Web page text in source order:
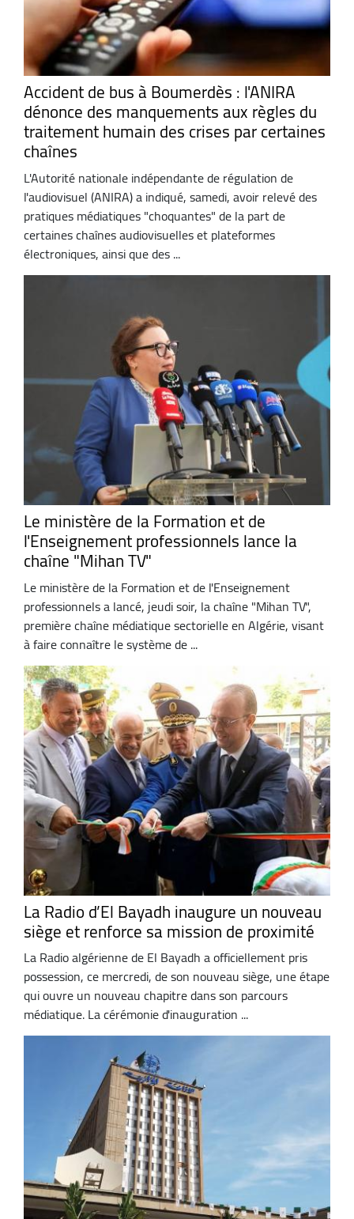
Accident de bus à Boumerdès : l'ANIRA
dénonce des manquements aux règles du
traitement humain des crises par certaines
chaînes
L'Autorité nationale indépendante de régulation de
l'audiovisuel (ANIRA) a indiqué, samedi, avoir relevé des
pratiques médiatiques "choquantes" de la part de
certaines chaînes audiovisuelles et plateformes
électroniques, ainsi que des ...
Le ministère de la Formation et de
l'Enseignement professionnels lance la
chaîne "Mihan TV"
Le ministère de la Formation et de l'Enseignement
professionnels a lancé, jeudi soir, la chaîne "Mihan TV",
première chaîne médiatique sectorielle en Algérie, visant
à faire connaître le système de ...
La Radio d’El Bayadh inaugure un nouveau
siège et renforce sa mission de proximité
La Radio algérienne de El Bayadh a officiellement pris
possession, ce mercredi, de son nouveau siège, une étape
qui ouvre un nouveau chapitre dans son parcours
médiatique. La cérémonie d'inauguration ...